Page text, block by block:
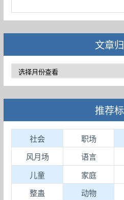
文章
推荐
社会 职场
风月场 语言
儿童 家庭
整蛊 动物